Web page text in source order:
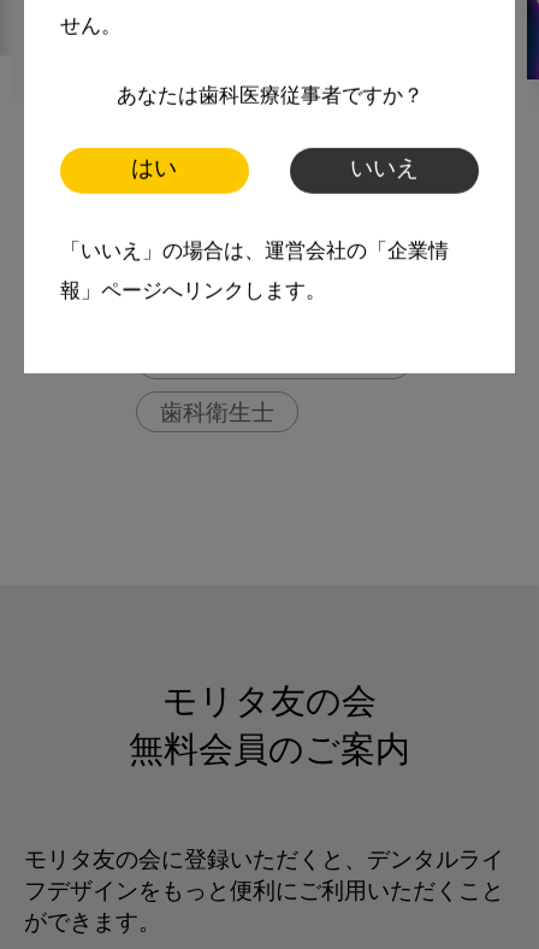
せん。
あなたは歯科医療従事者ですか？
はい いいえ
「いいえ」の場合は、運営会社の「企業情
報」ページへリンクします。
2021・3・3 MoreSmile
口腔衛生が、全身疾患予防の
カギを握る！VOL3
More Smile
歯科衛生士
モリタ友の会
無料会員のご案内
モリタ友の会に登録いただくと、デンタルライ
フデザインをもっと便利にご利用いただくこと
ができます。